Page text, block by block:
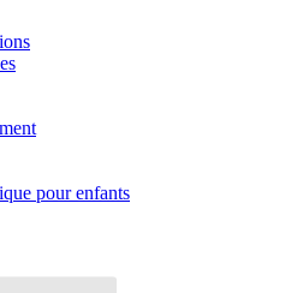
pour enfants